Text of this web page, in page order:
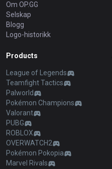
Om OP.GG
Selskap
Blogg
Logo-historikk
Products
League of Legends
Teamfight Tactics
Palworld
Pokémon Champions
Valorant
PUBG
ROBLOX
OVERWATCH2
Pokémon Pokopia
Marvel Rivals